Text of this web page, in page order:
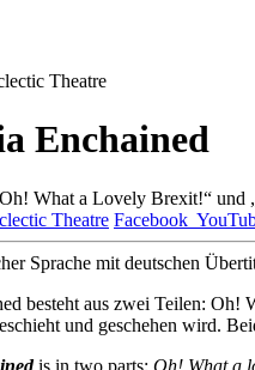
Theatre
Enchained
What a Lovely Brexit!“ und
Theatre Facebook
Sprache mit deutschen
besteht aus zwei Teilen:
und geschehen wird.
is in two parts: Oh! What a